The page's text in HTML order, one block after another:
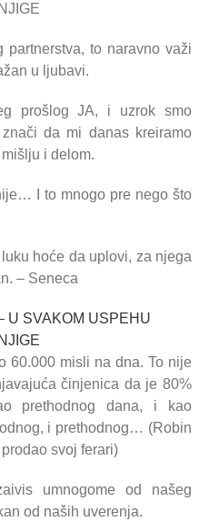
partnerstva, to naravno važi
u ljubavi.
prošlog JA, i uzrok smo
da mi danas kreiramo
i delom.
I to mnogo pre nego što
hoće da uplovi, za njega
– Seneca
U SVAKOM USPEHU
60.000 misli na dna. To nije
činjenica da je 80%
prethodnog dana, i kao
i prethodnog… (Robin
svoj ferari)
umnogome od našeg
od naših uverenja.